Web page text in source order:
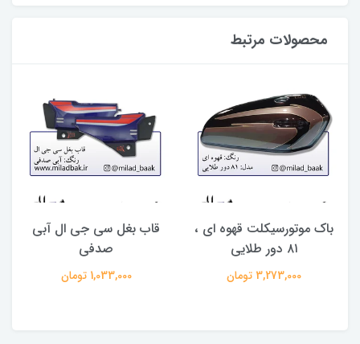
محصولات مرتبط
باک موتورسیکلت قهوه ای ،
۸۱ دور طلایی
3,273,000 تومان
قاب بغل سی جی ال آبی
صدفی
1,033,000 تومان